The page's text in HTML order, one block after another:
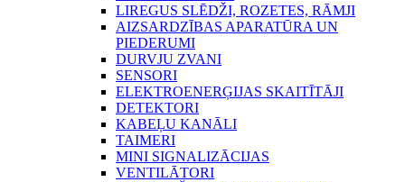
LIREGUS SLĒDŽI, ROZETES, RĀMJI
AIZSARDZĪBAS APARATŪRA UN
PIEDERUMI
DURVJU ZVANI
SENSORI
ELEKTROENERĢIJAS SKAITĪTĀJI
DETEKTORI
KABEĻU KANĀLI
TAIMERI
MINI SIGNALIZĀCIJAS
VENTILĀTORI